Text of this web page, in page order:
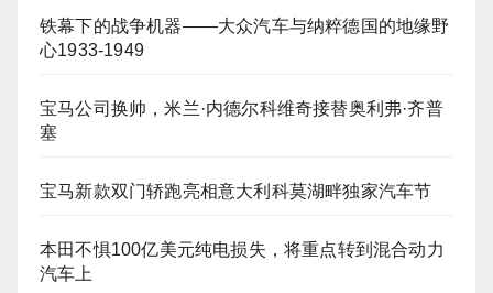
铁幕下的战争机器——大众汽车与纳粹德国的地缘野
心1933-1949
宝马公司换帅，米兰·内德尔科维奇接替奥利弗·齐普
塞
宝马新款双门轿跑亮相意大利科莫湖畔独家汽车节
本田不惧100亿美元纯电损失，将重点转到混合动力
汽车上